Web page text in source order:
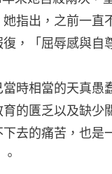
指出，之前一直
，「屈辱感與自
時相當的天真愚
的匱乏以及缺少
去的痛苦，也是